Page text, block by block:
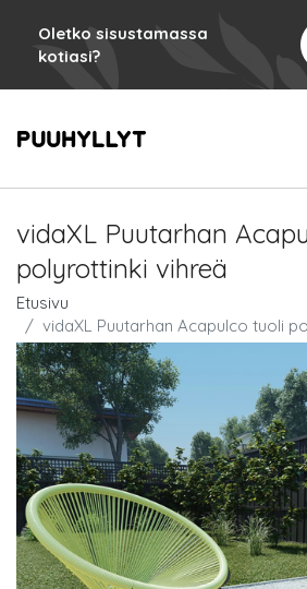
Oletko sisustamassa
kotiasi?
vidaXL Puutarhan
polyrottinki vihreä
Etusivu
vidaXL Puutarhan Acapulco tuoli